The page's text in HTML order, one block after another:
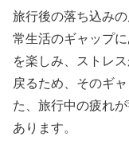
旅行後の落ち込み
常生活のギャップ
を楽しみ、ストレ
戻るため、そのギ
た、旅行中の疲れ
あります。